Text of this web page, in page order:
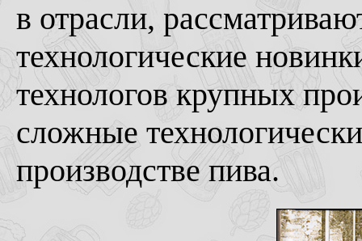
в отрасли,
технологические
технологов крупных
сложные
производстве пива.